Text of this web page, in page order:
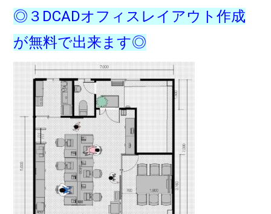
◎３DCADオフィスレイアウト作成
が無料で出来ます◎